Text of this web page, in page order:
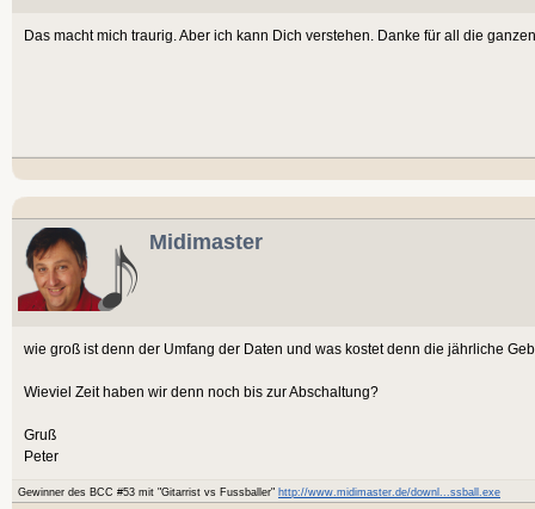
Das macht mich traurig. Aber ich kann Dich verstehen. Danke für all die
Midimaster
wie groß ist denn der Umfang der Daten und was kostet denn die jährliche
Wieviel Zeit haben wir denn noch bis zur Abschaltung?
Gruß
Peter
Gewinner des BCC #53 mit "Gitarrist vs Fussballer" http://www.midimaster.de/downl...ssball.exe